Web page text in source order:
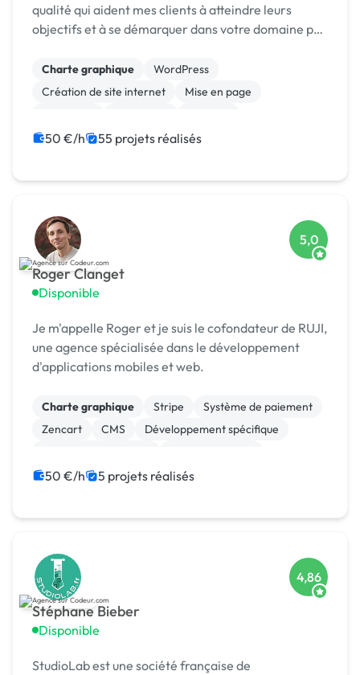
qualité qui aident mes clients à atteindre leurs
objectifs et à se démarquer dans votre domaine par
fonctionnelles qui captivent les utilisateurs. Je
vou...
Charte graphique
WordPress
Création de site internet
Mise en page
Community management
Formation
50 €/h 55 projets réalisés
Roger Clanget
Disponible
5,0
Je m'appelle Roger et je suis le cofondateur de RUJI,
une agence spécialisée dans le développement
d'applications mobiles et web.
Charte graphique Stripe
Système de paiement
Zencart
CMS
Développement spécifique
Landing page
Migration ou refonte de site
50 €/h 5 projets réalisés
Stéphane Bieber
Disponible
4,86
StudioLab est une société française de